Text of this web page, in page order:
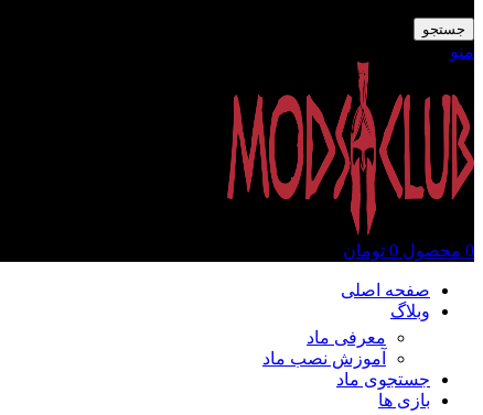
جستجو
منو
0 محصول 0 تومان
صفحه اصلی
وبلاگ
معرفی ماد
آموزش نصب ماد
جستجوی ماد
بازی ها